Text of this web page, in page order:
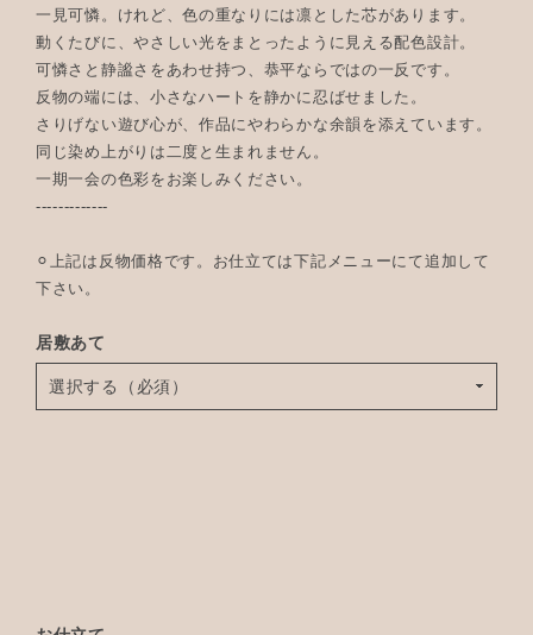
一見可憐。けれど、色の重なりには凛とした芯があります。
動くたびに、やさしい光をまとったように見える配色設計。
可憐さと静謐さをあわせ持つ、恭平ならではの一反です。
反物の端には、小さなハートを静かに忍ばせました。
さりげない遊び心が、作品にやわらかな余韻を添えています。
同じ染め上がりは二度と生まれません。
一期一会の色彩をお楽しみください。
-------------
⚪︎上記は反物価格です。お仕立ては下記メニューにて追加して
下さい。
居敷あて